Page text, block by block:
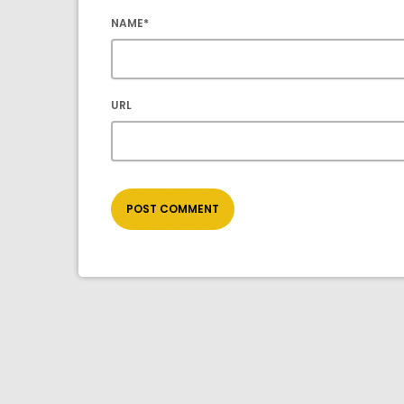
NAME*
URL